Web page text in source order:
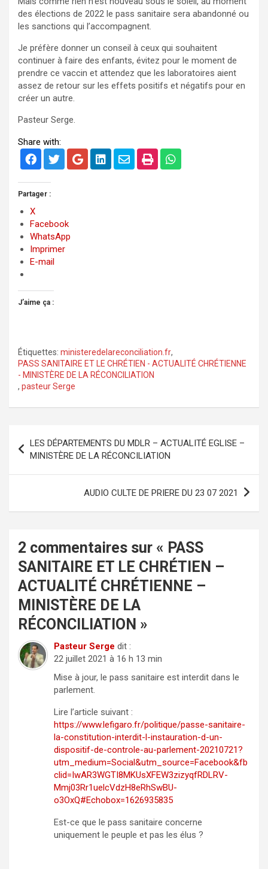
des élections de 2022 le pass sanitaire sera abandonné ou
les sanctions qui l’accompagnent.
Je préfère donner un conseil à ceux qui souhaitent
continuer à faire des enfants, évitez pour le moment de
prendre ce vaccin et attendez que les laboratoires aient
assez de retour sur les effets positifs et négatifs pour en
créer un autre.
Pasteur Serge.
Share with:
Partager :
X
Facebook
WhatsApp
Imprimer
E-mail
J’aime ça :
Étiquettes: ministeredelareconciliation.fr,
PASS SANITAIRE ET LE CHRÉTIEN - ACTUALITÉ CHRÉTIENNE
- MINISTÈRE DE LA RÉCONCILIATION
, pasteur Serge
Navigation
de
l’article
LES DÉPARTEMENTS DU MDLR – ACTUALITÉ EGLISE –
MINISTÈRE DE LA RÉCONCILIATION
AUDIO CULTE DE PRIERE DU 23 07 2021
2 commentaires sur « PASS
SANITAIRE ET LE CHRÉTIEN –
ACTUALITÉ CHRÉTIENNE –
MINISTÈRE DE LA
RÉCONCILIATION »
Pasteur Serge dit :
22 juillet 2021 à 16 h 13 min
Mise à jour, le pass sanitaire est interdit dans le
parlement.
Lire l’article suivant :
https://www.lefigaro.fr/politique/passe-sanitaire-
la-constitution-interdit-l-instauration-d-un-
dispositif-de-controle-au-parlement-20210721?
utm_medium=Social&utm_source=Facebook&fb
clid=IwAR3WGTI8MKUsXFEW3zizyqfRDLRV-
Mmj03Rr1uelcVdzH8eRhSwBU-
o3OxQ#Echobox=1626935835
Est-ce que le pass sanitaire concerne
uniquement le peuple et pas les élus ?